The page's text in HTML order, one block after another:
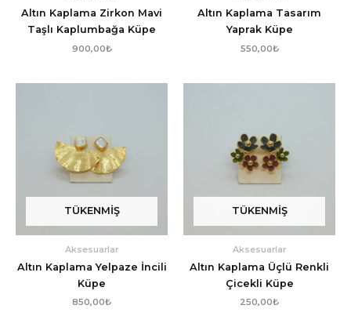
Altın Kaplama Zirkon Mavi
Taşlı Kaplumbağa Küpe
900,00₺
Altın Kaplama Tasarım
Yaprak Küpe
550,00₺
TÜKENMIŞ
Aksesuarlar
Altın Kaplama Yelpaze İncili
Küpe
850,00₺
TÜKENMIŞ
Aksesuarlar
Altın Kaplama Üçlü Renkli
Çicekli Küpe
250,00₺